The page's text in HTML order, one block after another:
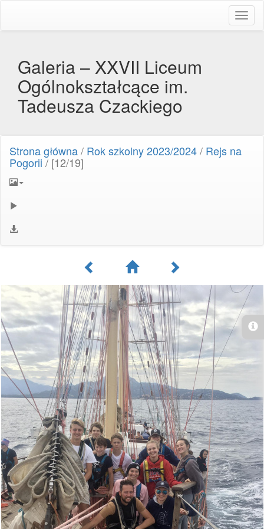
Galeria – XXVII Liceum
Ogólnokształcące im.
Tadeusza Czackiego
Strona główna/ Rok szkolny 2023/2024/ Rejs na
Pogorii/ [12/19]